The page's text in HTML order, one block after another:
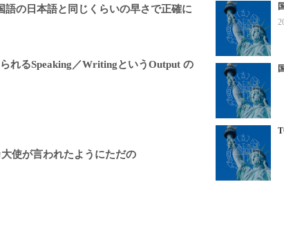
語の日本語と同じくらいの早さで正確に
れるSpeaking／WritingというOutput の
使が言われたようにただの